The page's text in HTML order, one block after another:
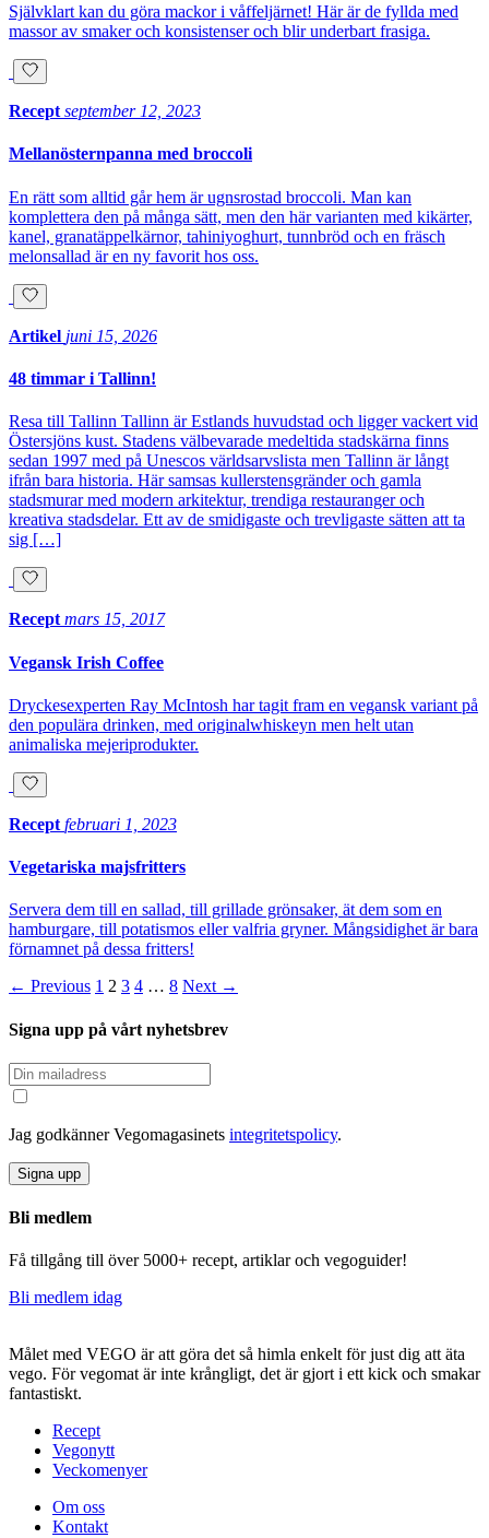
Självklart kan du göra mackor i våffeljärnet! Här är de fyllda med
massor av smaker och konsistenser och blir underbart frasiga.
Recept september 12, 2023
Mellanösternpanna med broccoli
En rätt som alltid går hem är ugnsrostad broccoli. Man kan
komplettera den på många sätt, men den här varianten med kikärter,
kanel, granatäppelkärnor, tahiniyoghurt, tunnbröd och en fräsch
melonsallad är en ny favorit hos oss.
Artikel juni 15, 2026
48 timmar i Tallinn!
Resa till Tallinn Tallinn är Estlands huvudstad och ligger vackert vid
Östersjöns kust. Stadens välbevarade medeltida stadskärna finns
sedan 1997 med på Unescos världsarvslista men Tallinn är långt
ifrån bara historia. Här samsas kullerstensgränder och gamla
stadsmurar med modern arkitektur, trendiga restauranger och
kreativa stadsdelar. Ett av de smidigaste och trevligaste sätten att ta
sig […]
Recept mars 15, 2017
Vegansk Irish Coffee
Dryckesexperten Ray McIntosh har tagit fram en vegansk variant på
den populära drinken, med originalwhiskeyn men helt utan
animaliska mejeriprodukter.
Recept februari 1, 2023
Vegetariska majsfritters
Servera dem till en sallad, till grillade grönsaker, ät dem som en
hamburgare, till potatismos eller valfria gryner. Mångsidighet är bara
förnamnet på dessa fritters!
Sidnumrering
för
← Previous 1 2 3 4 … 8 Next →
Signa upp på vårt nyhetsbrev
Jag godkänner Vegomagasinets integritetspolicy.
Signa upp
Bli medlem
Få tillgång till över 5000+ recept, artiklar och vegoguider!
Bli medlem idag
Målet med VEGO är att göra det så himla enkelt för just dig att äta
vego. För vegomat är inte krångligt, det är gjort i ett kick och smakar
fantastiskt.
Recept
Vegonytt
Veckomenyer
Om oss
Kontakt